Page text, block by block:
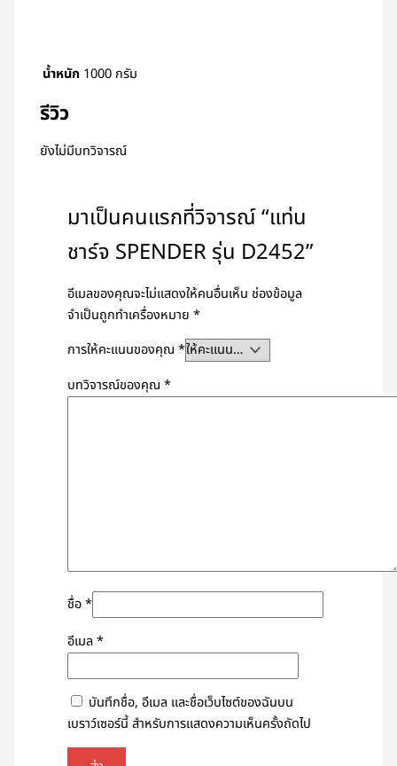
น้ำหนัก 1000 กรัม
รีวิว
ยังไม่มีบทวิจารณ์
มาเป็นคนแรกที่วิจารณ์ “แท่น
ชาร์จ SPENDER รุ่น D2452”
อีเมลของคุณจะไม่แสดงให้คนอื่นเห็น ช่องข้อมูล
จำเป็นถูกทำเครื่องหมาย*
การให้คะแนนของคุณ*
บทวิจารณ์ของคุณ*
ชื่อ*
อีเมล*
บันทึกชื่อ, อีเมล และชื่อเว็บไซต์ของฉันบน
เบราว์เซอร์นี้ สำหรับการแสดงความเห็นครั้งถัดไป